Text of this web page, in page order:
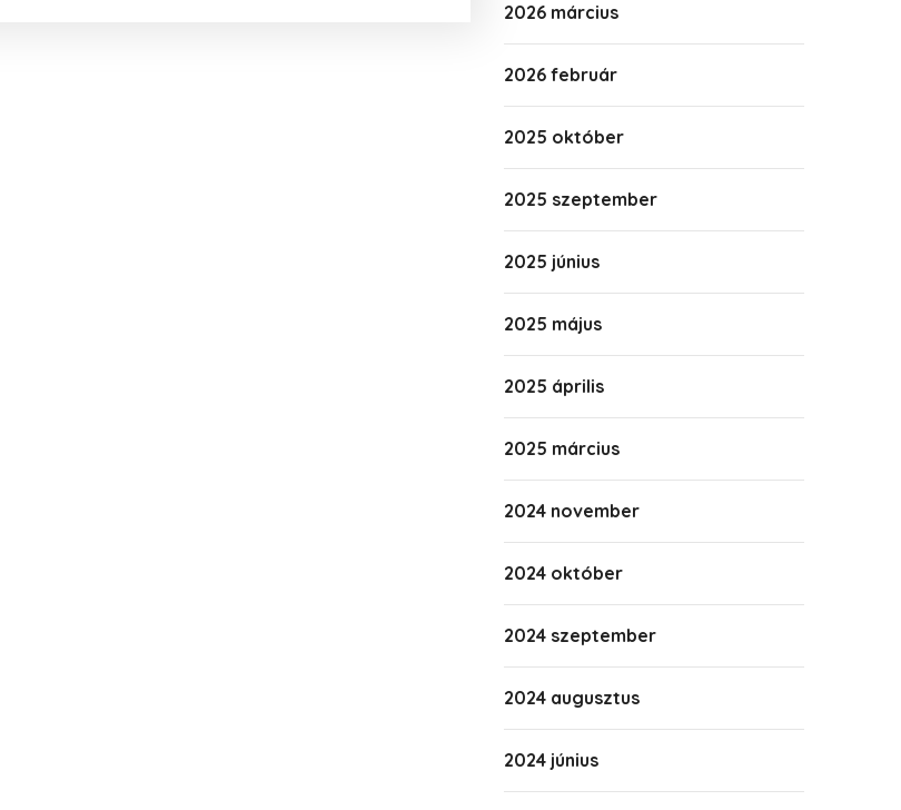
2026 március
2026 február
2025 október
2025 szeptember
2025 június
2025 május
2025 április
2025 március
2024 november
2024 október
2024 szeptember
2024 augusztus
2024 június